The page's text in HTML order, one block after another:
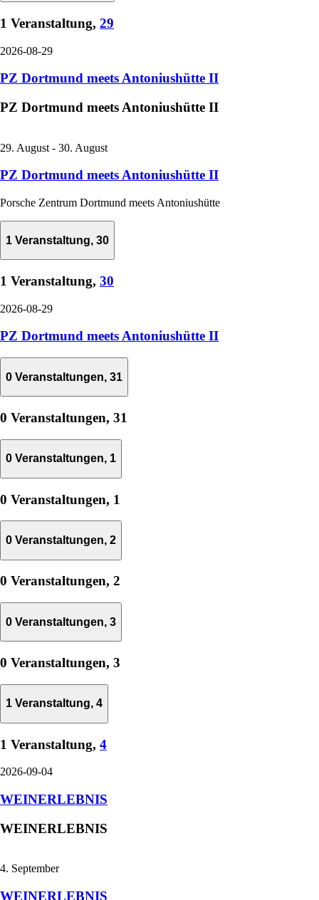
1 Veranstaltung, 29
2026-08-29
PZ Dortmund meets Antoniushütte II
PZ Dortmund meets Antoniushütte II
29. August - 30. August
PZ Dortmund meets Antoniushütte II
Porsche Zentrum Dortmund meets Antoniushütte
1 Veranstaltung, 30
1 Veranstaltung, 30
2026-08-29
PZ Dortmund meets Antoniushütte II
0 Veranstaltungen, 31
0 Veranstaltungen, 31
0 Veranstaltungen, 1
0 Veranstaltungen, 1
0 Veranstaltungen, 2
0 Veranstaltungen, 2
0 Veranstaltungen, 3
0 Veranstaltungen, 3
1 Veranstaltung, 4
1 Veranstaltung, 4
2026-09-04
WEINERLEBNIS
WEINERLEBNIS
4. September
WEINERLEBNIS